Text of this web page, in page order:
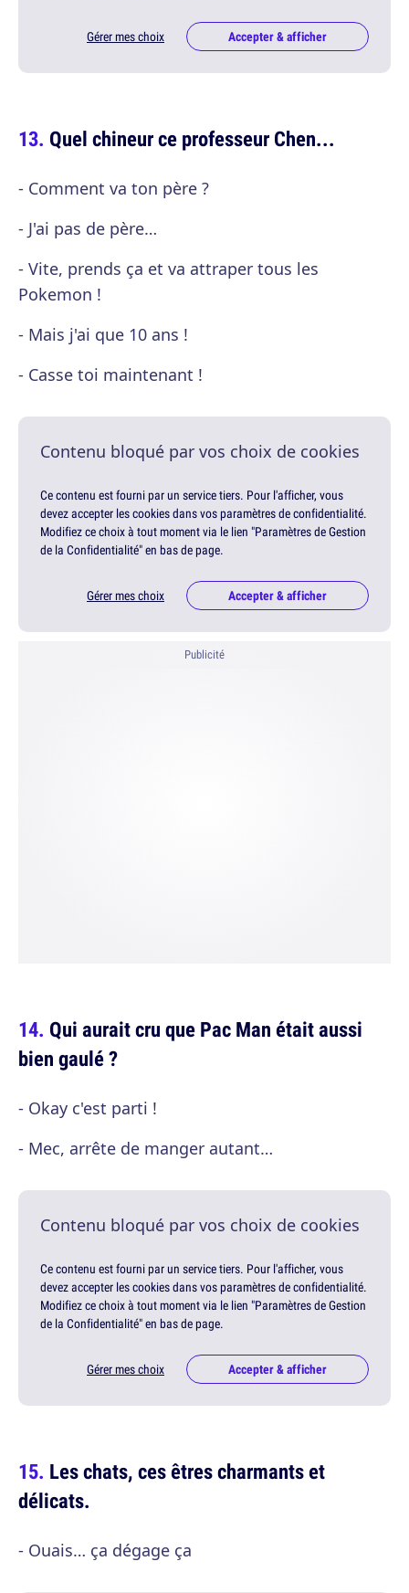
Gérer mes choix Accepter & afficher
Quel chineur ce professeur Chen...
- Comment va ton père ?
- J'ai pas de père…
- Vite, prends ça et va attraper tous les
Pokemon !
- Mais j'ai que 10 ans !
- Casse toi maintenant !
Contenu bloqué par vos choix de cookies
Ce contenu est fourni par un service tiers. Pour l'afficher, vous
devez accepter les cookies dans vos paramètres de confidentialité.
Modifiez ce choix à tout moment via le lien "Paramètres de Gestion
de la Confidentialité" en bas de page.
Gérer mes choix Accepter & afficher
Publicité
Qui aurait cru que Pac Man était aussi
bien gaulé ?
- Okay c'est parti !
- Mec, arrête de manger autant…
Contenu bloqué par vos choix de cookies
Ce contenu est fourni par un service tiers. Pour l'afficher, vous
devez accepter les cookies dans vos paramètres de confidentialité.
Modifiez ce choix à tout moment via le lien "Paramètres de Gestion
de la Confidentialité" en bas de page.
Gérer mes choix Accepter & afficher
Les chats, ces êtres charmants et
délicats.
- Ouais… ça dégage ça